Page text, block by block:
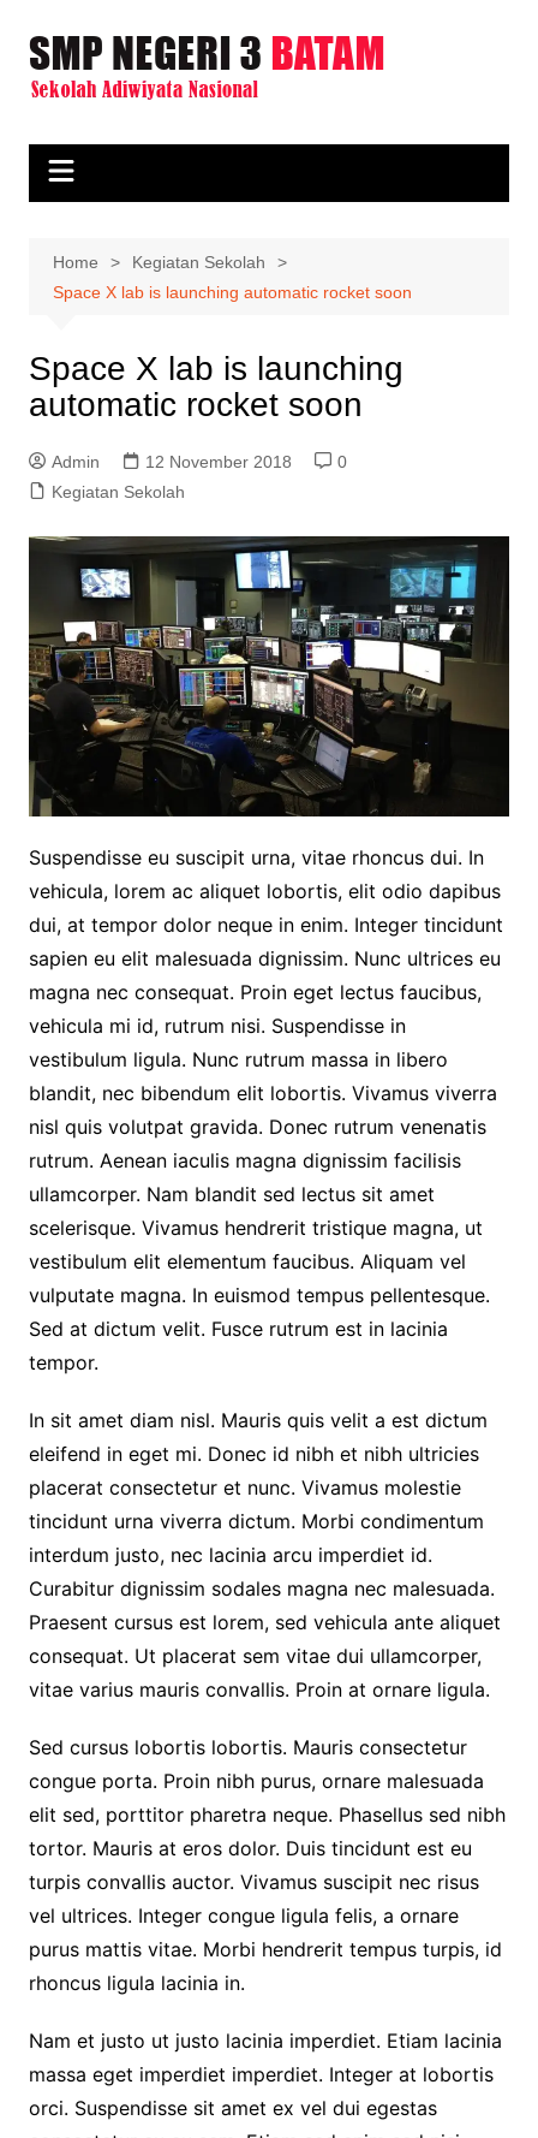
content
Home
Kegiatan Sekolah
Space X lab is launching automatic rocket soon
Space X lab is launching
automatic rocket soon
Admin 12 November 2018
0
Kegiatan Sekolah
Suspendisse eu suscipit urna, vitae rhoncus dui. In
vehicula, lorem ac aliquet lobortis, elit odio dapibus
dui, at tempor dolor neque in enim. Integer tincidunt
sapien eu elit malesuada dignissim. Nunc ultrices eu
magna nec consequat. Proin eget lectus faucibus,
vehicula mi id, rutrum nisi. Suspendisse in
vestibulum ligula. Nunc rutrum massa in libero
blandit, nec bibendum elit lobortis. Vivamus viverra
nisl quis volutpat gravida. Donec rutrum venenatis
rutrum. Aenean iaculis magna dignissim facilisis
ullamcorper. Nam blandit sed lectus sit amet
scelerisque. Vivamus hendrerit tristique magna, ut
vestibulum elit elementum faucibus. Aliquam vel
vulputate magna. In euismod tempus pellentesque.
Sed at dictum velit. Fusce rutrum est in lacinia
tempor.
In sit amet diam nisl. Mauris quis velit a est dictum
eleifend in eget mi. Donec id nibh et nibh ultricies
placerat consectetur et nunc. Vivamus molestie
tincidunt urna viverra dictum. Morbi condimentum
interdum justo, nec lacinia arcu imperdiet id.
Curabitur dignissim sodales magna nec malesuada.
Praesent cursus est lorem, sed vehicula ante aliquet
consequat. Ut placerat sem vitae dui ullamcorper,
vitae varius mauris convallis. Proin at ornare ligula.
Sed cursus lobortis lobortis. Mauris consectetur
congue porta. Proin nibh purus, ornare malesuada
elit sed, porttitor pharetra neque. Phasellus sed nibh
tortor. Mauris at eros dolor. Duis tincidunt est eu
turpis convallis auctor. Vivamus suscipit nec risus
vel ultrices. Integer congue ligula felis, a ornare
purus mattis vitae. Morbi hendrerit tempus turpis, id
rhoncus ligula lacinia in.
Nam et justo ut justo lacinia imperdiet. Etiam lacinia
massa eget imperdiet imperdiet. Integer at lobortis
orci. Suspendisse sit amet ex vel dui egestas